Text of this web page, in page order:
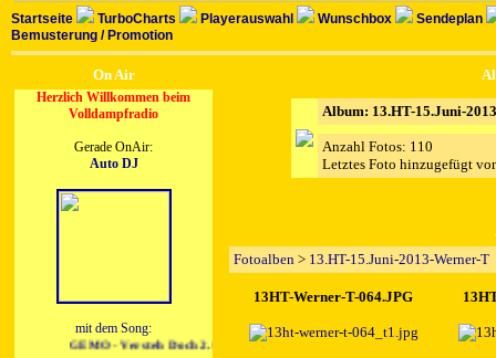
Startseite TurboCharts Playerauswahl Wunschbox
Sendeplan
Bemusterung / Promotion
On Air
Herzlich Willkommen beim
Volldampfradio
Gerade OnAir:
Auto DJ
mit dem Song:
GEMO - Versteh Doch 2.0 (Radio Edit)
Album: 13.HT-15.Juni-
Anzahl Fotos: 110
Letztes Foto hinzugefügt
Fotoalben > 13.HT-15.Juni-2013-Werner-T
13HT-Werner-T-064.JPG